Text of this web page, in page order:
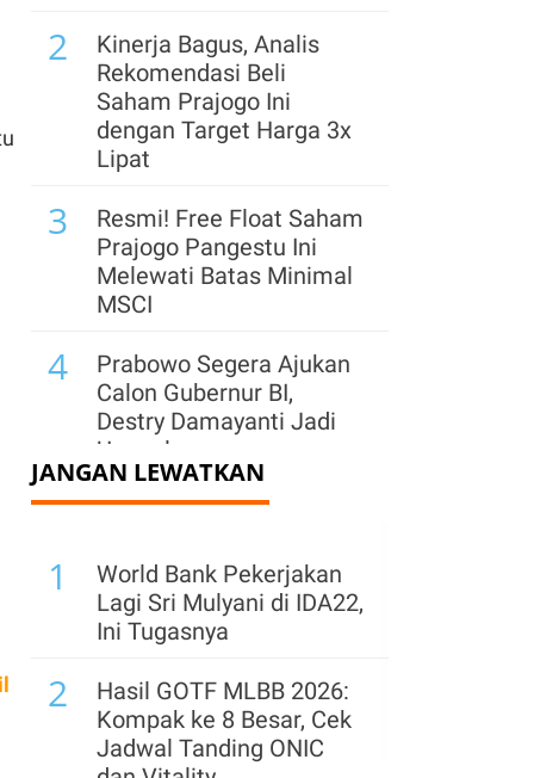
2
Kinerja Bagus, Analis
Rekomendasi Beli
Saham Prajogo Ini
dengan Target Harga 3x
Lipat
3
Resmi! Free Float Saham
Prajogo Pangestu Ini
Melewati Batas Minimal
MSCI
4
Prabowo Segera Ajukan
Calon Gubernur BI,
Destry Damayanti Jadi
Unggulan
5
IHSG Berpotensi Lanjut
Cermati Saham Pilihan
Analis
Jelang Rights Issue,
Hapsoro Divestasi
Saham Bukit Uluwatu
(BUVA) Rp 250 Miliar
JANGAN LEWATKAN
1
World Bank Pekerjakan
Lagi Sri Mulyani di IDA22,
Ini Tugasnya
2
Hasil GOTF MLBB 2026:
Kompak ke 8 Besar, Cek
Jadwal Tanding ONIC